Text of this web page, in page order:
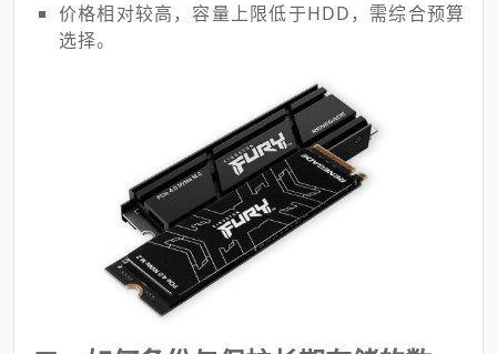
价格相对较高，容量上限低于HDD，需综合预算
选择。